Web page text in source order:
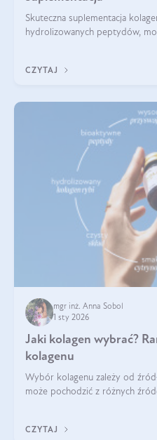
Skuteczna suplementacja
hydrolizowanych peptydów,
CZYTAJ
mgr inż. Anna Sobol
1 sty 2026
Jaki kolagen wybrać?
kolagenu
Wybór kolagenu zależy od
może pochodzić z różnych
bydlęcy.
CZYTAJ